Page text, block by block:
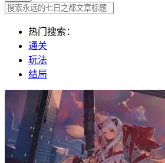
热门搜索：
通关
玩法
结局